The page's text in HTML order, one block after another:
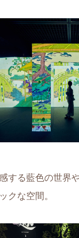
する藍色の世界
クな空間。